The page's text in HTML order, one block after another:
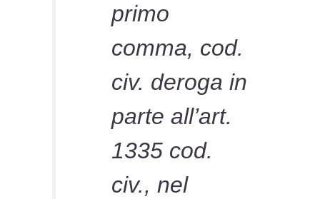
primo
comma, cod.
civ. deroga in
parte all’art.
1335 cod.
civ., nel